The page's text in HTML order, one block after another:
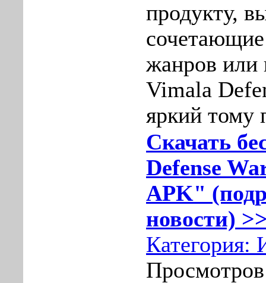
продукту,
сочетающие
жанров или
Vimala
яркий тому
Скачать
Defense
APK"
новости)
Категория: